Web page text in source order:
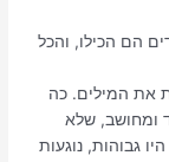
הם הכילו, והכל
את המילים. כה
ומחושב, שלא
גבוהות, נוגעות